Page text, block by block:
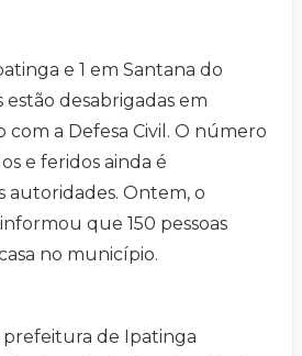
e 1 em Santana do
estão desabrigadas em
com a Defesa Civil. O número
e feridos ainda é
autoridades. Ontem, o
que 150 pessoas
no município.
prefeitura de Ipatinga